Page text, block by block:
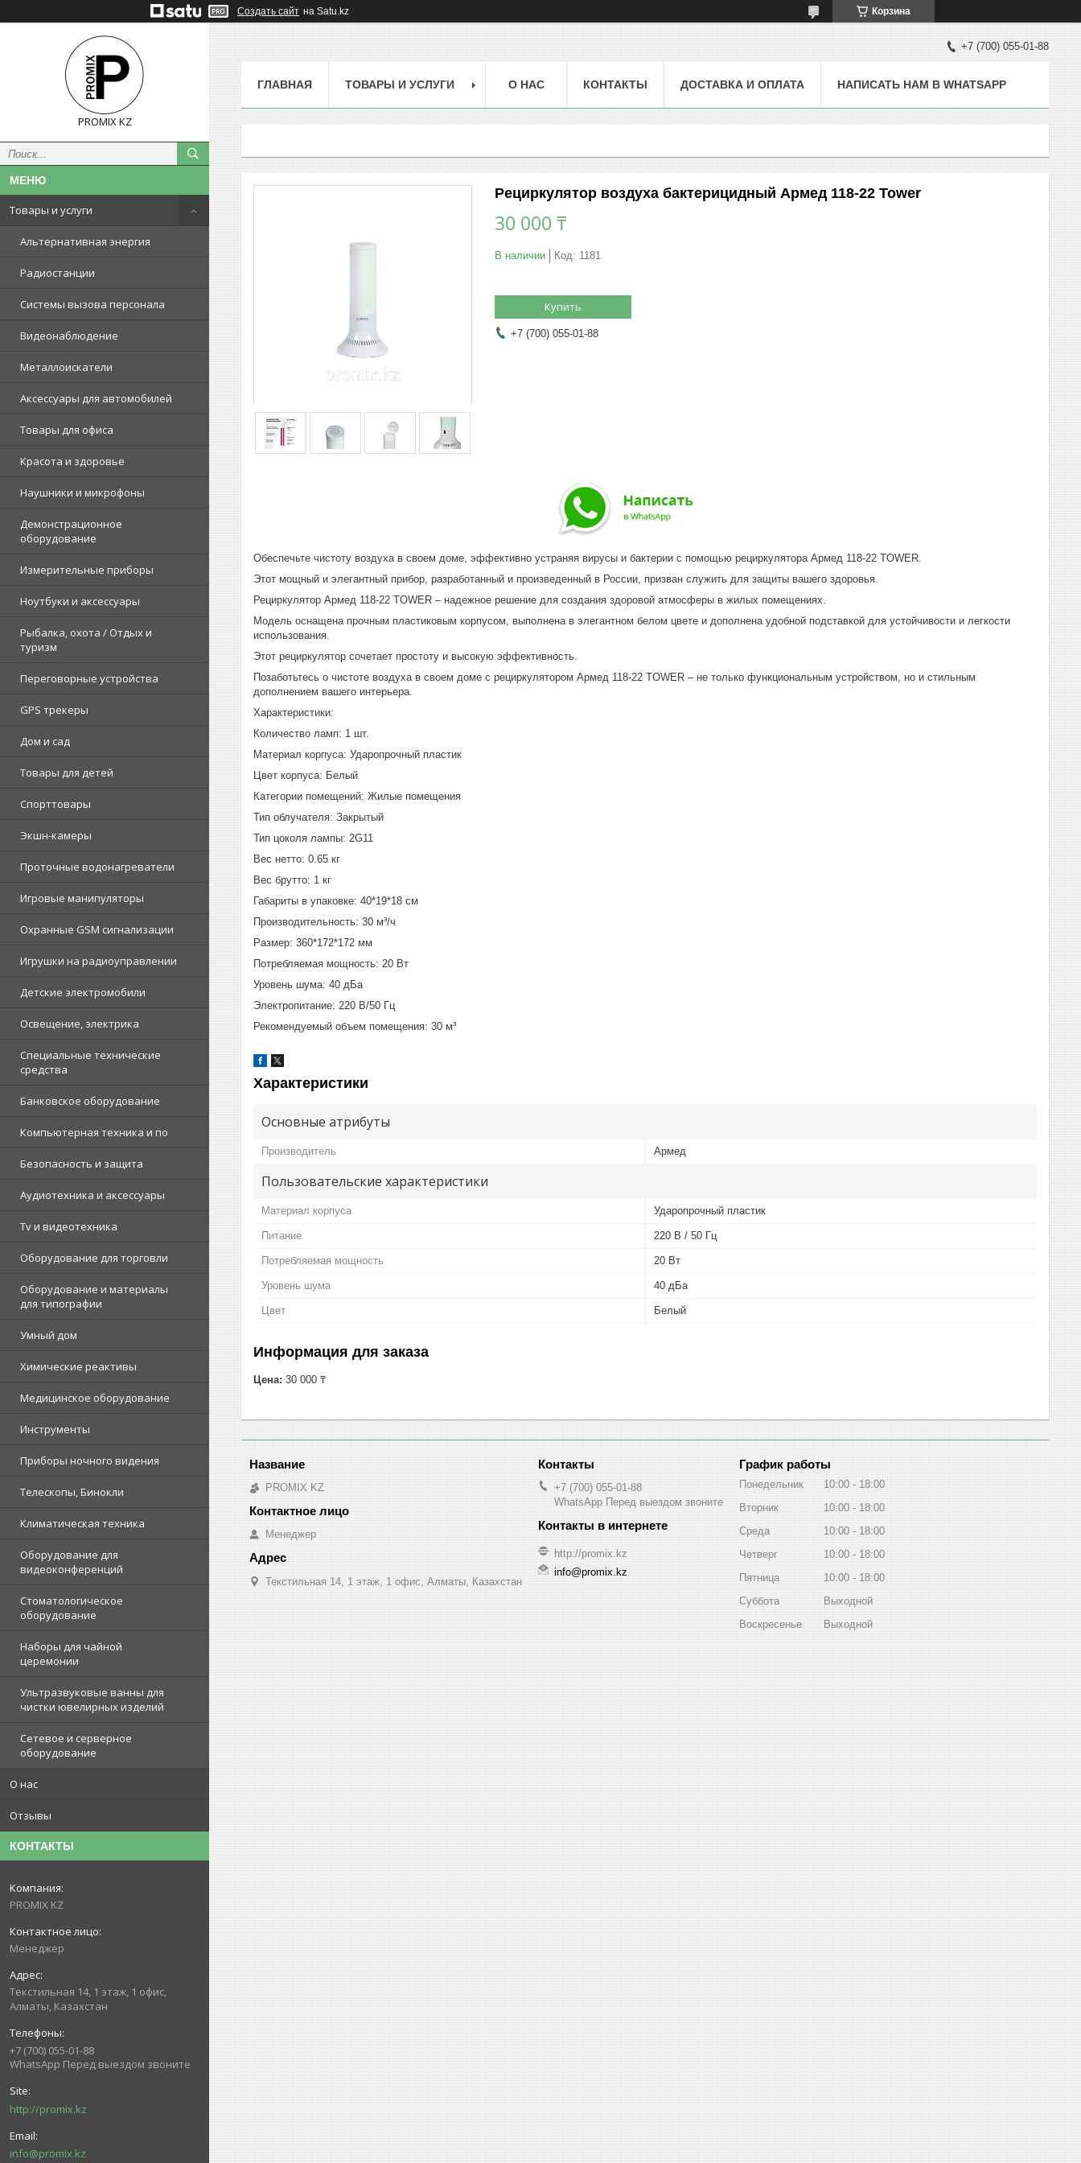
Создать сайт на Satu.kz Корзина
PROMIX KZ
Товары и услуги
Альтернативная энергия
Радиостанции
Системы вызова персонала
Видеонаблюдение
Металлоискатели
Аксессуары для автомобилей
Товары для офиса
Красота и здоровье
Наушники и микрофоны
Демонстрационное
оборудование
Измерительные приборы
Ноутбуки и аксессуары
Рыбалка, охота / Отдых и
туризм
Переговорные устройства
GPS трекеры
Дом и сад
Товары для детей
Спорттовары
Экшн-камеры
Проточные водонагреватели
Игровые манипуляторы
Охранные GSM сигнализации
Игрушки на радиоуправлении
Детские электромобили
Освещение, электрика
Специальные технические
средства
Банковское оборудование
Компьютерная техника и по
Безопасность и защита
Аудиотехника и аксессуары
Tv и видеотехника
Оборудование для торговли
Оборудование и материалы
для типографии
Умный дом
Химические реактивы
Медицинское оборудование
Инструменты
Приборы ночного видения
Телескопы, Бинокли
Климатическая техника
Оборудование для
видеоконференций
Стоматологическое
оборудование
Наборы для чайной
церемонии
Ультразвуковые ванны для
чистки ювелирных изделий
Сетевое и серверное
оборудование
О нас
Отзывы
КОНТАКТЫ
PROMIX KZ
Менеджер
Текстильная 14, 1 этаж, 1 офис,
Алматы, Казахстан
+7 (700) 055-01-88
WhatsApp Перед выездом звоните
http://promix.kz
info@promix.kz
+7 (700) 055-01-88
ГЛАВНАЯ ТОВАРЫ И УСЛУГИ О НАС КОНТАКТЫ ДОСТАВКА И ОПЛАТА НАПИСАТЬ НАМ В WHATSAPP
Рециркулятор воздуха бактерицидный Армед 118-22 Tower
30 000 ₸
В наличии Код: 1181
Купить
+7 (700) 055-01-88
Обеспечьте чистоту воздуха в своем доме, эффективно устраняя вирусы и бактерии с помощью рециркулятора Армед 118-22 TOWER.
Этот мощный и элегантный прибор, разработанный и произведенный в России, призван служить для защиты вашего здоровья.
Рециркулятор Армед 118-22 TOWER – надежное решение для создания здоровой атмосферы в жилых помещениях.
Модель оснащена прочным пластиковым корпусом, выполнена в элегантном белом цвете и дополнена удобной подставкой для устойчивости и легкости
использования.
Этот рециркулятор сочетает простоту и высокую эффективность.
Позаботьтесь о чистоте воздуха в своем доме с рециркулятором Армед 118-22 TOWER – не только функциональным устройством, но и стильным
дополнением вашего интерьера.
Характеристики:
Количество ламп: 1 шт.
Материал корпуса: Ударопрочный пластик
Цвет корпуса: Белый
Категории помещений: Жилые помещения
Тип облучателя: Закрытый
Тип цоколя лампы: 2G11
Вес нетто: 0.65 кг
Вес брутто: 1 кг
Габариты в упаковке: 40*19*18 см
Производительность: 30 м³/ч
Размер: 360*172*172 мм
Потребляемая мощность: 20 Вт
Уровень шума: 40 дБа
Электропитание: 220 В/50 Гц
Рекомендуемый объем помещения: 30 м³
Характеристики
Основные атрибуты
Производитель Армед
Пользовательские характеристики
Материал корпуса Ударопрочный пластик
Питание 220 В / 50 Гц
Потребляемая мощность 20 Вт
Уровень шума 40 дБа
Цвет Белый
Информация для заказа
Цена: 30 000 ₸
PROMIX KZ
Менеджер
Текстильная 14, 1 этаж, 1 офис, Алматы, Казахстан
+7 (700) 055-01-88
WhatsApp Перед выездом звоните
http://promix.kz
info@promix.kz
График работы
Понедельник 10:00
18:00
Вторник
10:00
18:00
Среда
10:00
18:00
Четверг
10:00
18:00
Пятница
10:00
18:00
Суббота
Выходной
Воскресенье
Выходной